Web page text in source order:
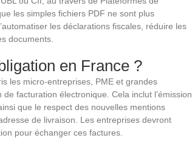
les simples fichiers PDF ne sont plus
les déclarations fiscales, réduire les
documents.
en France ?
les micro-entreprises, PME et grandes
facturation électronique. Cela inclut l’émission
que le respect des nouvelles mentions
de livraison. Les entreprises devront
pour échanger ces factures.